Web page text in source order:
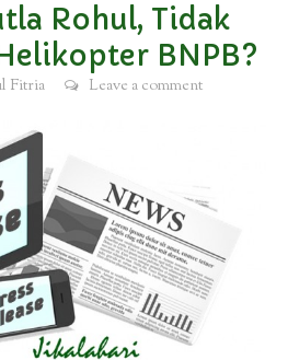
Rohul, Tidak
BNPB?
Fitria Leave a comment